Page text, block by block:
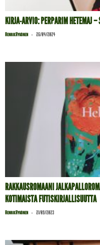
KIRJA-ARVIO: PERPARIM HETEMAJ
Henrik Hyvönen - 26/04/2024
RAKKAUSROMAANI
KOTIMAISTA FUTISKIRJALLISUUTTA
Henrik Hyvönen - 21/09/2023